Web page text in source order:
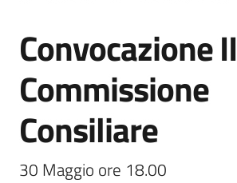
Amministrazione
Novità
Menu selezionato
Servizi
Salta al contenuto
Convocazione II
Commissione
Consiliare
30 Maggio ore 18.00